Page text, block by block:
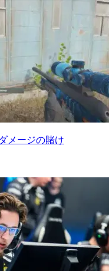
メージの賭け